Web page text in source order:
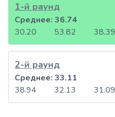
1-й раунд
30.20 53.82 38.39
Среднее: 36.74
2-й раунд
38.94 32.13 31.09
Среднее: 33.11